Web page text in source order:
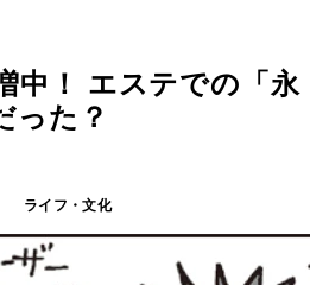
中！ エステでの「永
った？
ライフ・文化